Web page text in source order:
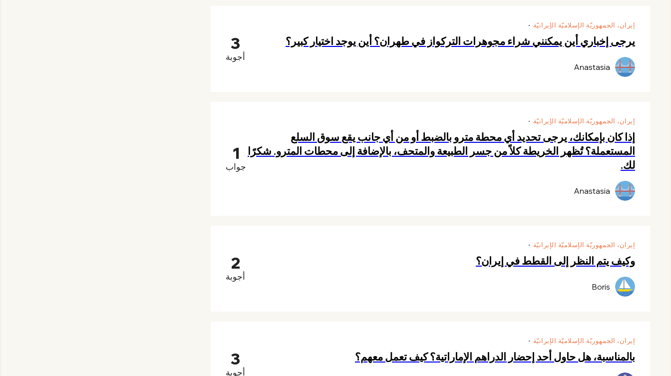
إيران، الجمهوريّة الإسلاميّة الإيرانيّة
يرجى إخباري أين يمكنني شراء مجوهرات التركواز في طهران؟ أين يوجد اختيار كبير؟
Anastasia
3
أجوبة
إيران، الجمهوريّة الإسلاميّة الإيرانيّة
إذا كان بإمكانك، يرجى تحديد أي محطة مترو بالضبط أو من أي جانب يقع سوق السلع
المستعملة؟ تُظهر الخريطة كلاً من جسر الطبيعة والمتحف، بالإضافة إلى محطات المترو. شكرًا
لك.
Anastasia
1
جواب
إيران، الجمهوريّة الإسلاميّة الإيرانيّة
وكيف يتم النظر إلى القطط في إيران؟
Boris
2
أجوبة
إيران، الجمهوريّة الإسلاميّة الإيرانيّة
بالمناسبة، هل حاول أحد إحضار الدراهم الإماراتية؟ كيف تعمل معهم؟ 3
أجوبة